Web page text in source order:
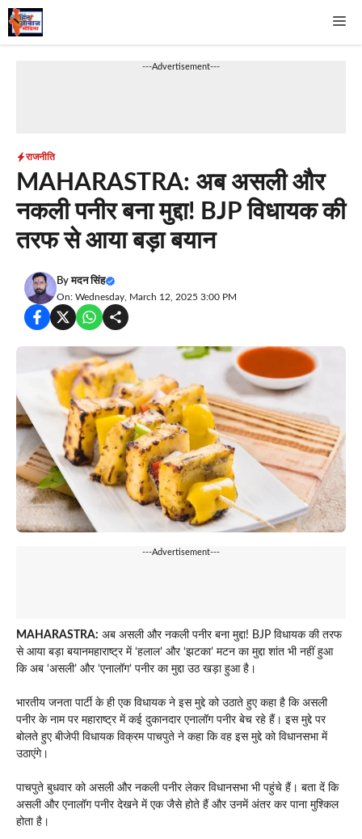
Skip
to
---Advertisement---
राजनीति
MAHARASTRA: अब असली और
नकली पनीर बना मुद्दा! BJP विधायक की
तरफ से आया बड़ा बयान
Byमदन सिंह
On: Wednesday, March 12, 2025 3:00 PM
---Advertisement---
MAHARASTRA: अब असली और नकली पनीर बना मुद्दा! BJP विधायक की तरफ
से आया बड़ा बयानमहाराष्ट्र में ‘हलाल’ और ‘झटका’ मटन का मुद्दा शांत भी नहीं हुआ
कि अब ‘असली’ और ‘एनालॉग’ पनीर का मुद्दा उठ खड़ा हुआ है।
भारतीय जनता पार्टी के ही एक विधायक ने इस मुद्दे को उठाते हुए कहा है कि असली
पनीर के नाम पर महाराष्ट्र में कई दुकानदार एनालॉग पनीर बेच रहे हैं। इस मुद्दे पर
बोलते हुए बीजेपी विधायक विक्रम पाचपुते ने कहा कि वह इस मुद्दे को विधानसभा में
उठाएंगे।
पाचपुते बुधवार को असली और नकली पनीर लेकर विधानसभा भी पहुंचे हैं। बता दें कि
असली और एनालॉग पनीर देखने में एक जैसे होते हैं और उनमें अंतर कर पाना मुश्किल
होता है।